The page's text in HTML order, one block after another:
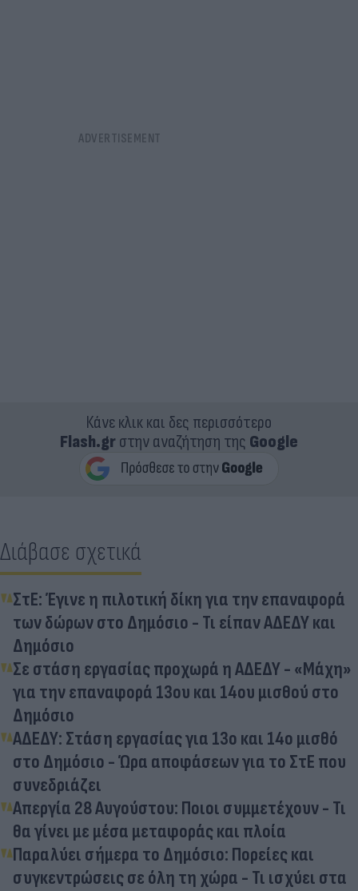
Κάνε κλικ και δες περισσότερο
Flash.grστην αναζήτηση της Google
Διάβασε σχετικά
ΣτΕ: Έγινε η πιλοτική δίκη για την επαναφορά
των δώρων στο Δημόσιο - Τι είπαν ΑΔΕΔΥ και
Δημόσιο
Σε στάση εργασίας προχωρά η ΑΔΕΔΥ - «Μάχη»
για την επαναφορά 13ου και 14ου μισθού στο
Δημόσιο
ΑΔΕΔΥ: Στάση εργασίας για 13ο και 14ο μισθό
στο Δημόσιο - Ώρα αποφάσεων για το ΣτΕ που
συνεδριάζει
Απεργία 28 Αυγούστου: Ποιοι συμμετέχουν - Τι
θα γίνει με μέσα μεταφοράς και πλοία
Παραλύει σήμερα το Δημόσιο: Πορείες και
συγκεντρώσεις σε όλη τη χώρα - Τι ισχύει στα